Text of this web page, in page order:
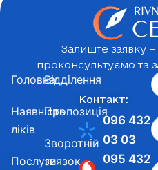
Залиште заявку
проконсультуємо та
Контакт:
096 432
03 03
095 432
Головна
Наявність
ліків
Послуги
Відділення
Пропозиція
Зворотній
звязок